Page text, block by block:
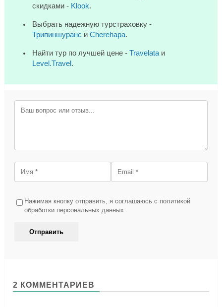
скидками - Klook.
Выбрать надежную турстраховку -
Трипиншуранс и Cherehapa.
Найти тур по лучшей цене - Travelataи
Level.Travel.
Нажимая кнопку отправить, я соглашаюсь с политикой
обработки персональных данных
2 КОММЕНТАРИЕВ